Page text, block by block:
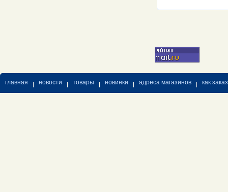
главная новости товары новинки адреса магазинов как